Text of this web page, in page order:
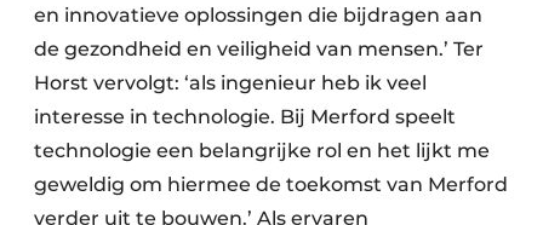
en innovatieve oplossingen die bijdragen aan
de gezondheid en veiligheid van mensen.’ Ter
Horst vervolgt: ‘als ingenieur heb ik veel
interesse in technologie. Bij Merford speelt
technologie een belangrijke rol en het lijkt me
geweldig om hiermee de toekomst van Merford
verder uit te bouwen.’ Als ervaren